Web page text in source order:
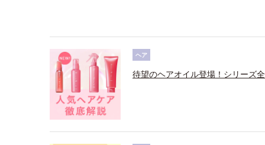
ヘア
待望のヘアオイル登場！シリーズ